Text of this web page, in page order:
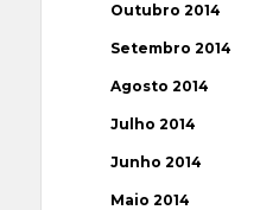
Outubro 2014
Setembro 2014
Agosto 2014
Julho 2014
Junho 2014
Maio 2014